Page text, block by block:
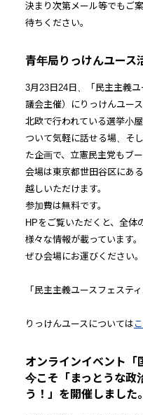
決まり次第メール等でもご
待ちください。
青年局りっけんユース
3月23日24日、「民主主義
議会主催）にりっけんユー
北欧で行われている選挙小
ついて気軽に話せる場、そ
た企画で、立憲民主党もブ
会場は東京都世田谷区にあ
越しいただけます。
参加費は無料です。
HPをご覧いただくと、全体
様々な情報が載っています。
ぜひ会場にお運びください。
「民主主義ユースフェステ
りっけんユースについては
オンラインイベント「
今こそ「まっとうな政
う！」を開催しました。